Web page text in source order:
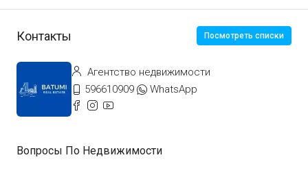
Контакты Посмотреть списки
Агентство недвижимости
596610909
WhatsApp
Вопросы По Недвижимости